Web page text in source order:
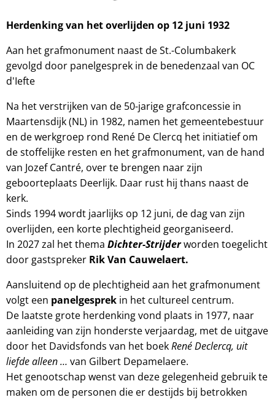
Herdenking van het overlijden op 12 juni 1932
Aan het grafmonument naast de St.-Columbakerk
gevolgd door panelgesprek in de benedenzaal van OC
d'Iefte
Na het verstrijken van de 50-jarige grafconcessie in
Maartensdijk (NL) in 1982, namen het gemeentebestuur
en de werkgroep rond René De Clercq het initiatief om
de stoffelijke resten en het grafmonument, van de hand
van Jozef Cantré, over te brengen naar zijn
geboorteplaats Deerlijk. Daar rust hij thans naast de
kerk.
Sinds 1994 wordt jaarlijks op 12 juni, de dag van zijn
overlijden, een korte plechtigheid georganiseerd.
In 2027 zal het thema Dichter-Strijderworden toegelicht
door gastspreker Rik Van Cauwelaert.
Aansluitend op de plechtigheid aan het grafmonument
volgt een panelgesprek in het cultureel centrum.
De laatste grote herdenking vond plaats in 1977, naar
aanleiding van zijn honderste verjaardag, met de uitgave
door het Davidsfonds van het boekRené Declercq, uit
liefde alleen … van Gilbert Depamelaere.
Het genootschap wenst van deze gelegenheid gebruik te
maken om de personen die er destijds bij betrokken